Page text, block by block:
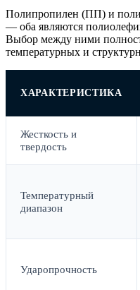
Полипропилен (ПП) и
— оба являются
Выбор между ними
температурных и
ХАРАКТЕРИСТИКА
Жесткость и
твердость
Температурный
диапазон
Ударопрочность